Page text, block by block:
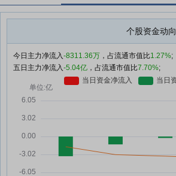
个股资金动向
今日主力净流入-8311.36万 ，占流通市值比1.27%;
五日主力净流入-5.04亿 ，占流通市值比7.70%;